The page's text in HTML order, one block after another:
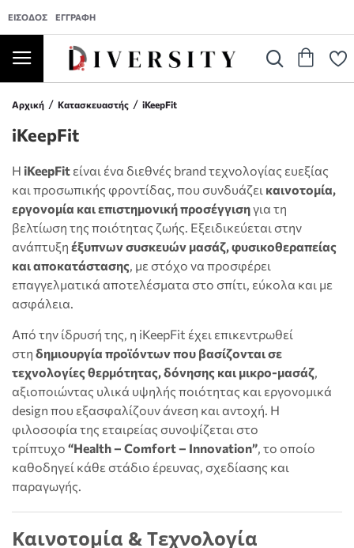
ΕΊΣΟΔΟΣ ΕΓΓΡΑΦΉ
Αρχική Κατασκευαστής iKeepFit
iKeepFit
Η iKeepFit είναι ένα διεθνές brand τεχνολογίας ευεξίας
και προσωπικής φροντίδας, που συνδυάζει καινοτομία,
εργονομία και επιστημονική προσέγγισηγια τη
βελτίωση της ποιότητας ζωής. Εξειδικεύεται στην
ανάπτυξη έξυπνων συσκευών μασάζ, φυσικοθεραπείας
και αποκατάστασης, με στόχο να προσφέρει
επαγγελματικά αποτελέσματα στο σπίτι, εύκολα και με
ασφάλεια.
Από την ίδρυσή της, η iKeepFit έχει επικεντρωθεί
στη δημιουργία προϊόντων που βασίζονται σε
τεχνολογίες θερμότητας, δόνησης και μικρο-μασάζ,
αξιοποιώντας υλικά υψηλής ποιότητας και εργονομικά
design που εξασφαλίζουν άνεση και αντοχή. Η
φιλοσοφία της εταιρείας συνοψίζεται στο
τρίπτυχο “Health – Comfort – Innovation”, το οποίο
καθοδηγεί κάθε στάδιο έρευνας, σχεδίασης και
παραγωγής.
Καινοτομία & Τεχνολογία